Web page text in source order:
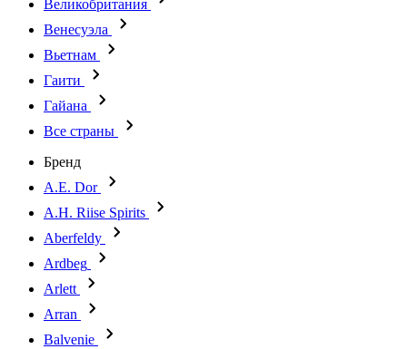
Великобритания
Венесуэла
Вьетнам
Гаити
Гайана
Все страны
Бренд
A.E. Dor
A.H. Riise Spirits
Aberfeldy
Ardbeg
Arlett
Arran
Balvenie